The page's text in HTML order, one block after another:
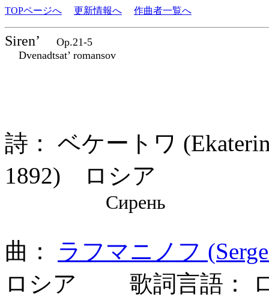
TOPページへ 更新情報へ 作曲者一覧へ
Siren’
Op.21-5
Dvenadtsat’ romansov
詩： ベケートワ
1892) ロシア
Сирень
曲： ラフマニノフ
ロシア 歌詞言語：